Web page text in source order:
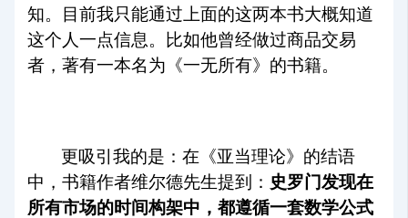
知。目前我只能通过上面的这两本书大概知道
这个人一点信息。比如他曾经做过商品交易
者，著有一本名为《一无所有》的书籍。
更吸引我的是：在《亚当理论》的结语
中，书籍作者维尔德先生提到： 史罗门发现在
所有市场的时间构架中，都遵循一套数学公式